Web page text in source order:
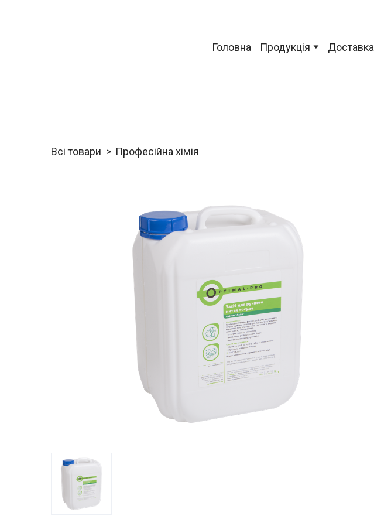
Головна Продукція Доставка
Всі товари Професійна хімія